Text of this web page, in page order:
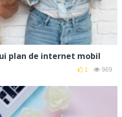
plan de internet mobil
1 969